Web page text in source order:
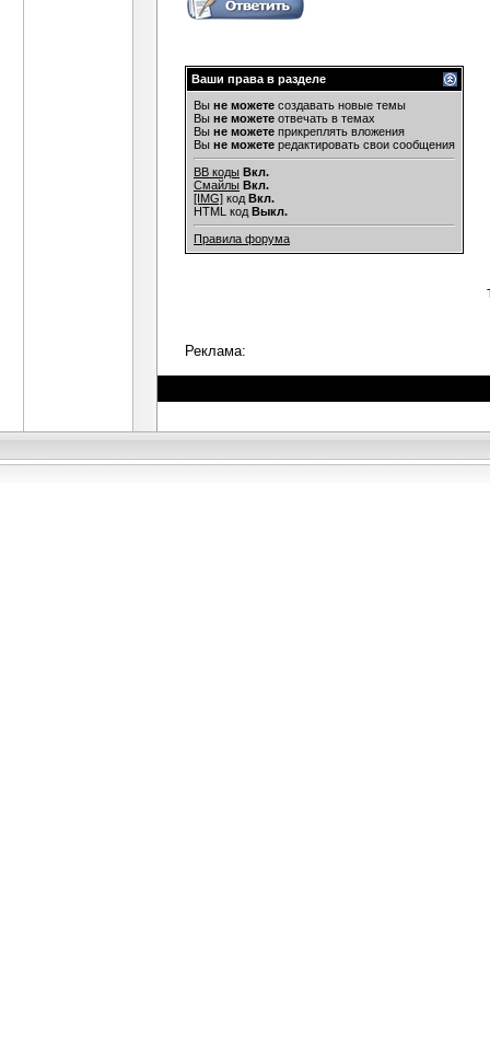
Ваши права в разделе
Вы не можете создавать новые темы
Вы не можете отвечать в темах
Вы не можете прикреплять вложения
Вы не можете редактировать свои сообщения
BB коды Вкл.
Смайлы Вкл.
[IMG] код Вкл.
HTML код Выкл.
Правила форума
Реклама: